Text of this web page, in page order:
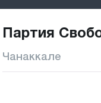
Партия
Чанаккале